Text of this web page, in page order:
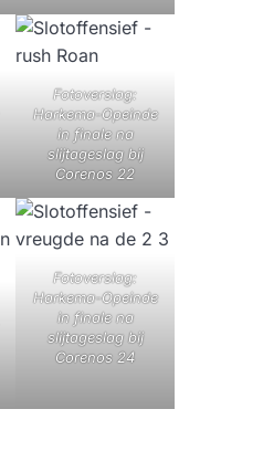
Fotoverslag:
Harkema-Opeinde
in finale na
slijtageslag bij
Corenos 22
Fotoverslag:
Harkema-Opeinde
in finale na
slijtageslag bij
Corenos 24